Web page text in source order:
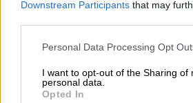
Downstream Participants that may
Please note that this website/app uses
not limited to your visit or usage
grant or deny consent to Google and
Personal Data Processing Opt
I want to opt-out of the Sharing of
personal data.
Opted In
μπορεί να αποκτήσει
Να λειτουργήσει δηλαδή ως
νέες επενδύσεις στον
και της βιομηχανίας και